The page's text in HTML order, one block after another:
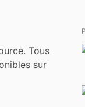
Tous
sur